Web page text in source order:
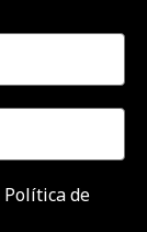
Política de